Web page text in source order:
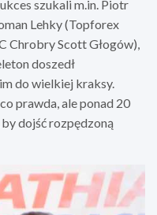
szukali m.in. Piotr
Lehky (Topforex
Chrobry Scott Głogów),
doszedł
do wielkiej kraksy.
prawda, ale ponad 20
dojść rozpędzoną